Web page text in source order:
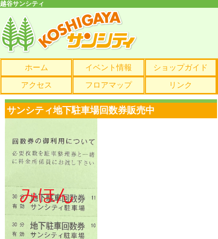
越谷サンシティ
ホーム イベント情報 ショップガイド
アクセス フロアマップ リンク
サンシティ地下駐車場回数券販売中